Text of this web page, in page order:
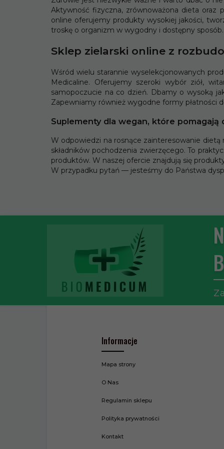
* z podatkiem VAT * z podatkiem VAT
Aktywność fizyczna, zrównoważona dieta oraz
online oferujemy produkty wysokiej jakości,
troskę o organizm w wygodny i dostępny
Sklep zielarski online z
Wśród wielu starannie wyselekcjonowanych
Medicaline. Oferujemy szeroki wybór ziół,
samopoczucie na co dzień. Dbamy o wysoką
Zapewniamy również wygodne formy płatności
Suplementy dla wegan, które pomagają
W odpowiedzi na rosnące zainteresowanie
składników pochodzenia zwierzęcego. To
produktów. W naszej ofercie znajdują się
W przypadku pytań — jesteśmy do Państwa
Informacje
Mapa strony
O Nas
Regulamin sklepu
Polityka prywatności
Kontakt